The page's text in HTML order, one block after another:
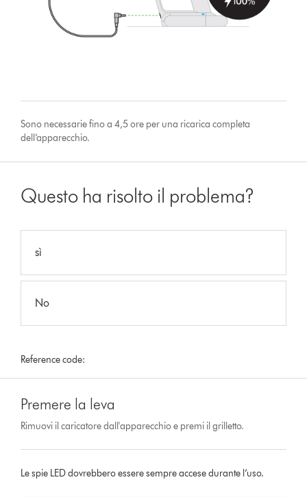
Sono necessarie fino a 4,5 ore per una ricarica completa
dell’apparecchio.
Questo ha risolto il problema?
sì
No
Reference code:
Premere la leva
Rimuovi il caricatore dall'apparecchio e premi il grilletto.
Le spie LED dovrebbero essere sempre accese durante l’uso.